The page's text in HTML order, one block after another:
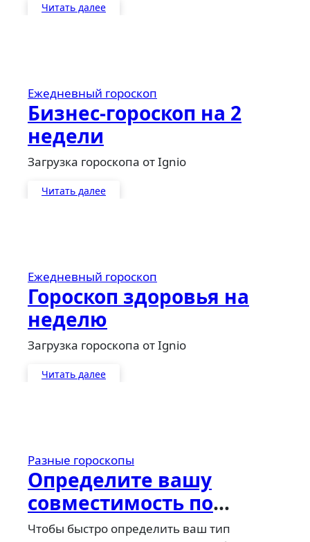
Читать далее
Ежедневный гороскоп
Бизнес-гороскоп на 2
недели
Загрузка гороскопа от Ignio
Читать далее
Ежедневный гороскоп
Гороскоп здоровья на
неделю
Загрузка гороскопа от Ignio
Читать далее
Разные гороскопы
Определите вашу
совместимость по
гороскопу
Чтобы быстро определить ваш тип